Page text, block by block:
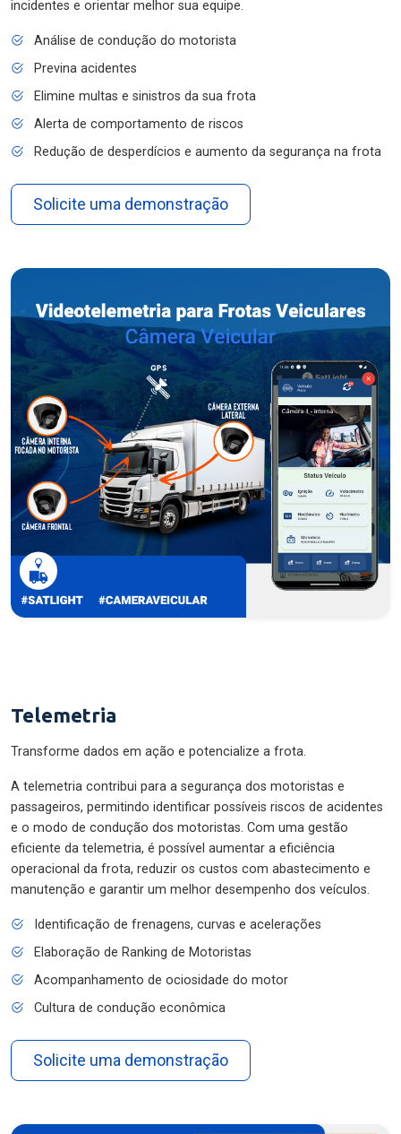
incidentes e orientar melhor sua equipe.
Análise de condução do motorista
Previna acidentes
Elimine multas e sinistros da sua frota
Alerta de comportamento de riscos
Redução de desperdícios e aumento da segurança na frota
Solicite uma demonstração
Telemetria
Transforme dados em ação e potencialize a frota.
A telemetria contribui para a segurança dos motoristas e
passageiros, permitindo identificar possíveis riscos de acidentes
e o modo de condução dos motoristas. Com uma gestão
eficiente da telemetria, é possível aumentar a eficiência
operacional da frota, reduzir os custos com abastecimento e
manutenção e garantir um melhor desempenho dos veículos.
Identificação de frenagens, curvas e acelerações
Elaboração de Ranking de Motoristas
Acompanhamento de ociosidade do motor
Cultura de condução econômica
Solicite uma demonstração